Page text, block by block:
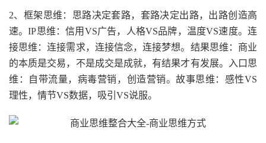
2、框架思维：思路决定套路，套路决定出路，出路创造高
速。IP思维：信用VS广告，人格VS品牌，温度VS速度。连
接思维：连接需求，连接信念，连接梦想。结果思维：商业
的本质是交易，不是成交是成就，有结果才有发展。入口思
维：自带流量，病毒营销，创造营销。故事思维：感性VS
理性，情节VS数据，吸引VS说服。